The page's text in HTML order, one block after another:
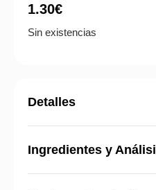
1.30€
Sin existencias
Detalles
Ingredientes y